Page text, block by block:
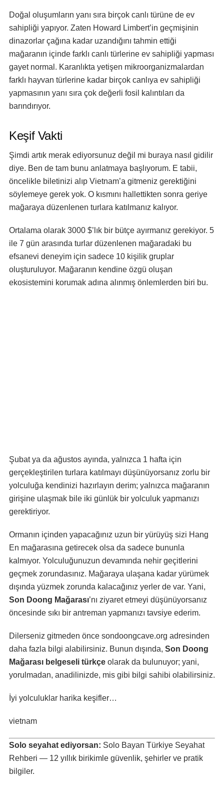
Doğal oluşumların yanı sıra birçok canlı türüne de ev
sahipliği yapıyor. Zaten Howard Limbert’in geçmişinin
dinazorlar çağına kadar uzandığını tahmin ettiği
mağaranın içinde farklı canlı türlerine ev sahipliği yapması
gayet normal. Karanlıkta yetişen mikroorganizmalardan
farklı hayvan türlerine kadar birçok canlıya ev sahipliği
yapmasının yanı sıra çok değerli fosil kalıntıları da
barındırıyor.
Keşif Vakti
Şimdi artık merak ediyorsunuz değil mi buraya nasıl gidilir
diye. Ben de tam bunu anlatmaya başlıyorum. E tabii,
öncelikle biletinizi alıp Vietnam’a gitmeniz gerektiğini
söylemeye gerek yok. O kısmını hallettikten sonra geriye
mağaraya düzenlenen turlara katılmanız kalıyor.
Ortalama olarak 3000 $’lık bir bütçe ayırmanız gerekiyor. 5
ile 7 gün arasında turlar düzenlenen mağaradaki bu
efsanevi deneyim için sadece 10 kişilik gruplar
oluşturuluyor. Mağaranın kendine özgü oluşan
ekosistemini korumak adına alınmış önlemlerden biri bu.
Şubat ya da ağustos ayında, yalnızca 1 hafta için
gerçekleştirilen turlara katılmayı düşünüyorsanız zorlu bir
yolculuğa kendinizi hazırlayın derim; yalnızca mağaranın
girişine ulaşmak bile iki günlük bir yolculuk yapmanızı
gerektiriyor.
Ormanın içinden yapacağınız uzun bir yürüyüş sizi Hang
En mağarasına getirecek olsa da sadece bununla
kalmıyor. Yolculuğunuzun devamında nehir geçitlerini
geçmek zorundasınız. Mağaraya ulaşana kadar yürümek
dışında yüzmek zorunda kalacağınız yerler de var. Yani,
Son Doong Mağarası’nı ziyaret etmeyi düşünüyorsanız
öncesinde sıkı bir antreman yapmanızı tavsiye ederim.
Dilerseniz gitmeden önce sondoongcave.org adresinden
daha fazla bilgi alabilirsiniz. Bunun dışında, Son Doong
Mağarası belgeseli türkçe olarak da bulunuyor; yani,
yorulmadan, anadilinizde, mis gibi bilgi sahibi olabilirsiniz.
İyi yolculuklar harika keşifler…
vietnam
Solo seyahat ediyorsan: Solo Bayan Türkiye Seyahat
Rehberi — 12 yıllık birikimle güvenlik, şehirler ve pratik
bilgiler.